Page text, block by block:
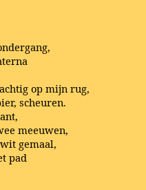
op mijn rug,
scheuren.
meeuwen,
gemaal,
pad